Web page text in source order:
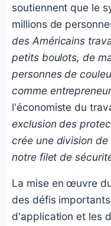
soutiennent que le
millions de
des Américains
petits boulots, de
personnes de
comme
l'économiste du
exclusion des
crée une division
notre filet de
La mise en œuvre
des défis
d'application et les